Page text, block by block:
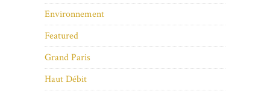
Environnement
Featured
Grand Paris
Haut Débit